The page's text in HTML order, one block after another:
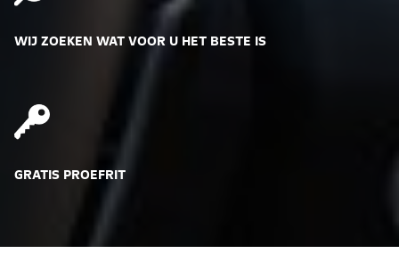
WIJ ZOEKEN WAT VOOR U HET BESTE IS
GRATIS PROEFRIT